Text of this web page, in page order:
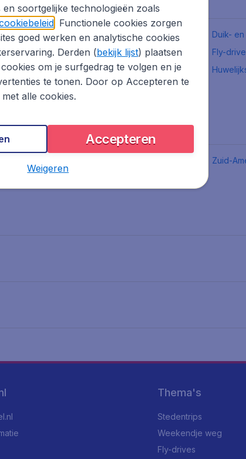
Verre bestemmingen
Duik-
Weekendje weg
Fly-
Rondreizen
Zuid-
Thema's
Stedentrips
Weekendje weg
Fly-drives
soortgelijke technologieën zoals
. Functionele cookies zorgen
goed werken en analytische cookies
Derden (bekijk lijst) plaatsen
om je surfgedrag te volgen en je
te tonen. Door op Accepteren te
alle cookies.
Accepteren
Weigeren